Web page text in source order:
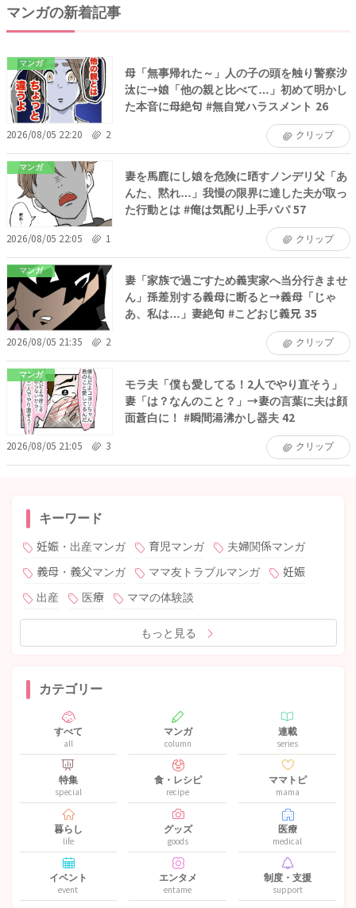
マンガの新着記事
マンガ
母「無事帰れた～」人の子の頭を触り警察沙
汰に→娘「他の親と比べて…」初めて明かし
た本音に母絶句 #無自覚ハラスメント 26
2026/08/05 22:20 2 クリップ
マンガ
妻を馬鹿にし娘を危険に晒すノンデリ父「あ
んた、黙れ…」我慢の限界に達した夫が取っ
た行動とは #俺は気配り上手パパ 57
2026/08/05 22:05 1 クリップ
マンガ
妻「家族で過ごすため義実家へ当分行きませ
ん」孫差別する義母に断ると→義母「じゃ
あ、私は…」妻絶句 #こどおじ義兄 35
2026/08/05 21:35 2 クリップ
マンガ
モラ夫「僕も愛してる！2人でやり直そう」
妻「は？なんのこと？」→妻の言葉に夫は顔
面蒼白に！ #瞬間湯沸かし器夫 42
2026/08/05 21:05 3 クリップ
キーワード
妊娠・出産マンガ 育児マンガ
夫婦関係マンガ
義母・義父マンガ
ママ友トラブルマンガ
妊娠
出産
医療 ママの体験談
もっと見る
カテゴリー
すべて
all
マンガ
column
連載
series
特集
special
食・レシピ
recipe
ママトピ
mama
暮らし
life
グッズ
goods
医療
medical
イベント
event
エンタメ
entame
制度・支援
support